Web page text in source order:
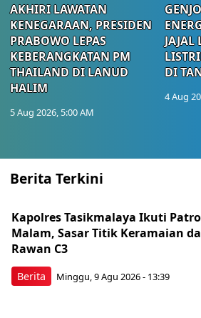
AKHIRI LAWATAN
KENEGARAAN, PRESIDEN
PRABOWO LEPAS
KEBERANGKATAN PM
THAILAND DI LANUD
HALIM
5 Aug 2026, 5:00 AM
JAJAL
DI
4 Aug
Berita Terkini
Berita
Kapolres Tasikmalaya Ikuti
Malam, Sasar Titik Keramaian
Rawan C3
Minggu, 9 Agu 2026 - 13:39